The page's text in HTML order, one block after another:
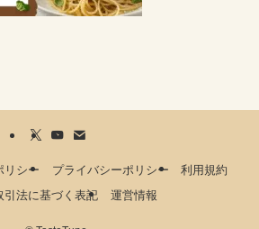
リシー プライバシーポリシー
利用規約
引法に基づく表記
運営情報